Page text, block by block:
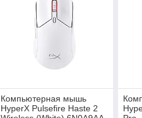
Компьютерная мышь
HyperX Pulsefire Haste 2